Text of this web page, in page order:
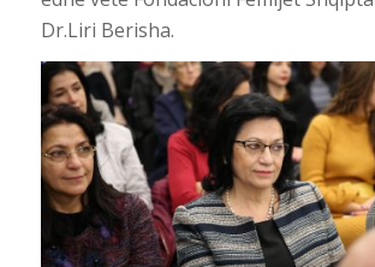
Dr.Liri Berisha.